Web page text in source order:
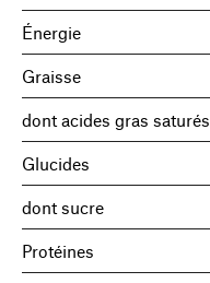
Énergie
Graisse
dont acides gras saturés
Glucides
dont sucre
Protéines